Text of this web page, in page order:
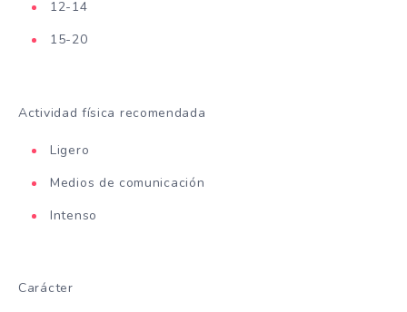
12-14
15-20
Actividad física recomendada
Ligero
Medios de comunicación
Intenso
Carácter